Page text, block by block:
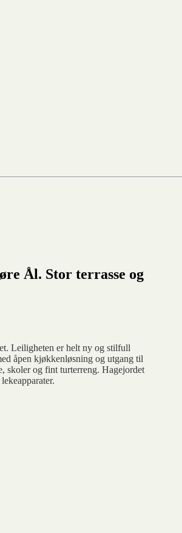
Ål. Stor terrasse og
Leiligheten er helt ny og stilfull
åpen kjøkkenløsning og utgang til
skoler og fint turterreng. Hagejordet